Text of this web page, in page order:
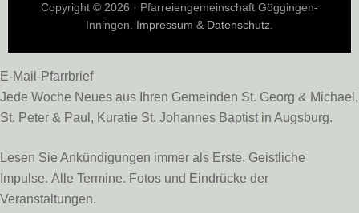
Copyright © 2026 · Pfarreiengemeinschaft Göggingen-
Inningen. Impressum & Datenschutz.
E-Mail-Pfarrbrief
Jede Woche Neues aus Ihren Gemeinden St. Georg & Michael,
St. Peter & Paul, Kuratie St. Johannes Baptist in Augsburg.
Lesen Sie Ankündigungen immer als Erste. Geistliche
Impulse. Alle Termine. Fotos und Eindrücke der
Veranstaltungen.